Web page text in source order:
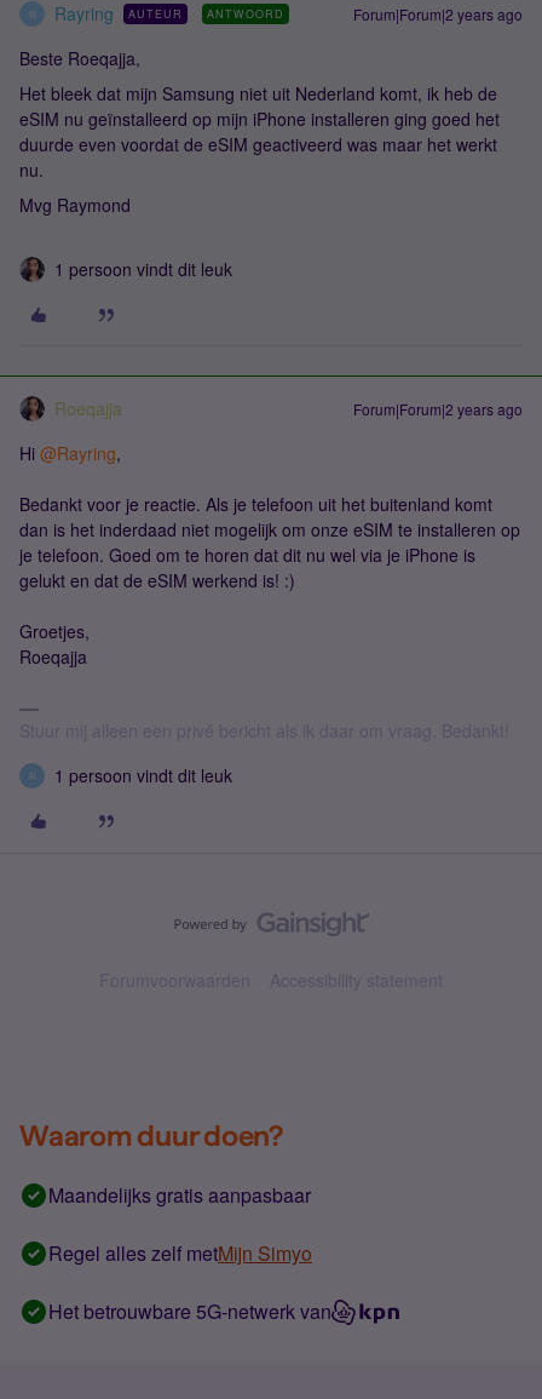
R Rayring AUTEUR ANTWOORD Forum|Forum|2 years ago
Beste Roeqajja,
Het bleek dat mijn Samsung niet uit Nederland komt, ik heb de
eSIM nu geïnstalleerd op mijn iPhone installeren ging goed het
duurde even voordat de eSIM geactiveerd was maar het werkt
nu.
Mvg Raymond
1 persoon vindt dit leuk
Roeqajja Forum|Forum|2 years ago
Hi @Rayring,
Bedankt voor je reactie. Als je telefoon uit het buitenland komt
dan is het inderdaad niet mogelijk om onze eSIM te installeren op
je telefoon. Goed om te horen dat dit nu wel via je iPhone is
gelukt en dat de eSIM werkend is! :)
Groetjes,
Roeqajja
Stuur mij alleen een privé bericht als ik daar om vraag. Bedankt!
R 1 persoon vindt dit leuk
Forumvoorwaarden Accessibility statement
Waarom duur doen?
Maandelijks gratis aanpasbaar
Regel alles zelf metMijn Simyo
Het betrouwbare 5G-netwerk van